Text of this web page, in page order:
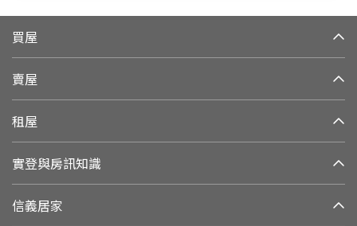
買屋
賣屋
租屋
實登與房訊知識
信義居家